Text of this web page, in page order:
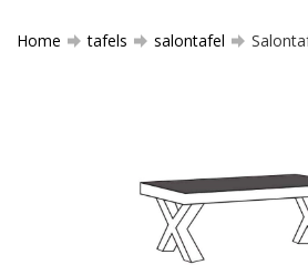
Home tafels salontafel